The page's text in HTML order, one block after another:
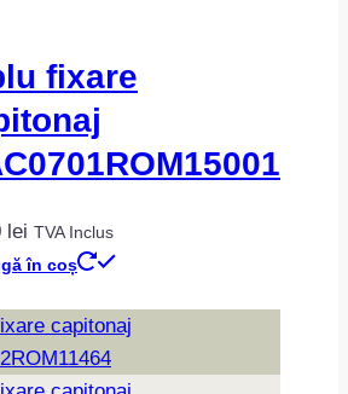
fixare
lei TVA Inclus
în coș